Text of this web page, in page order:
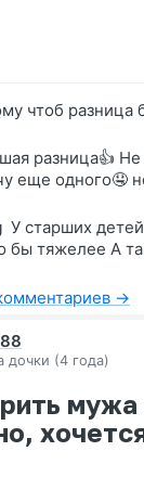
чтоб разница
разница👍 Не
еще одного🤤
У старших
тяжелее А
→
дочки (4 года)